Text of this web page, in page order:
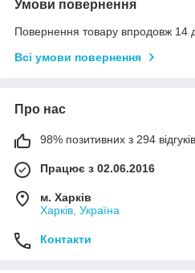
Умови повернення
Повернення товару впродовж 14
Всі умови повернення
Про нас
98% позитивних з 294
Працює з 02.06.2016
м. Харків
Харків, Україна
Контакти